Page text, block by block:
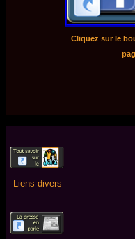
Cliquez sur le
Liens divers